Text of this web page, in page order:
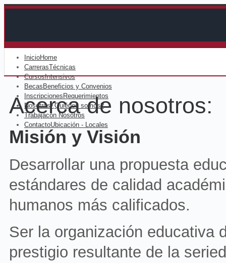
InicioHome
CarrerasTécnicas
CursosIntensivos
Becas Beneficios y Convenios
Inscripciones Requerimientos
Nosotros ¿Quiénes somos?
Trabajacon Nosotros
ContactoUbicación - Locales
Acerca de nosotros:
Misión y Visión
Desarrollar una propuesta
estándares de calidad
humanos más calificados.
Ser la organización educativa
prestigio resultante de la